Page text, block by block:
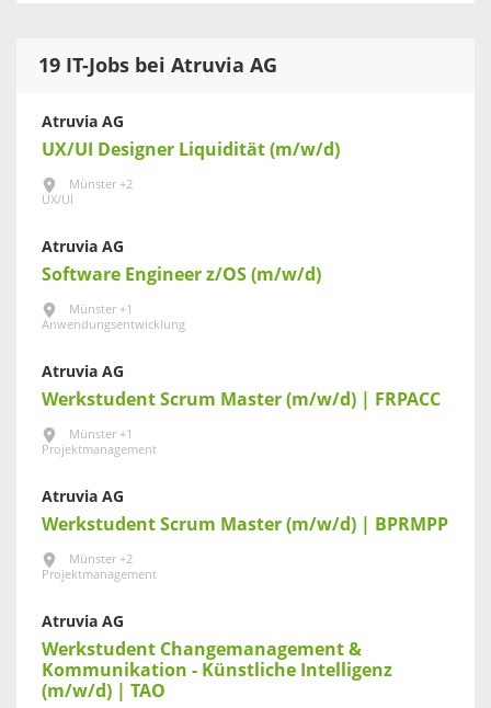
19 IT-Jobs bei Atruvia AG
Atruvia AG
UX/UI Designer Liquidität (m/w/d)
Münster +2
UX/UI
Atruvia AG
Software Engineer z/OS (m/w/d)
Münster +1
Anwendungsentwicklung
Atruvia AG
Werkstudent Scrum Master (m/w/d) | FRPACC
Münster +1
Projektmanagement
Atruvia AG
Werkstudent Scrum Master (m/w/d) | BPRMPP
Münster +2
Projektmanagement
Atruvia AG
Werkstudent Changemanagement &
Kommunikation - Künstliche Intelligenz
(m/w/d) | TAO